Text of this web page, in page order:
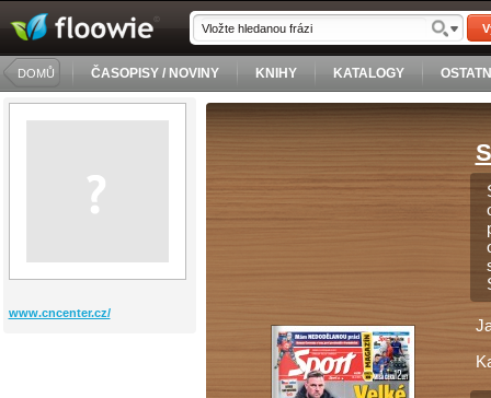
DOMŮ ČASOPISY / NOVINY KNIHY KATALOGY
www.cncenter.cz/